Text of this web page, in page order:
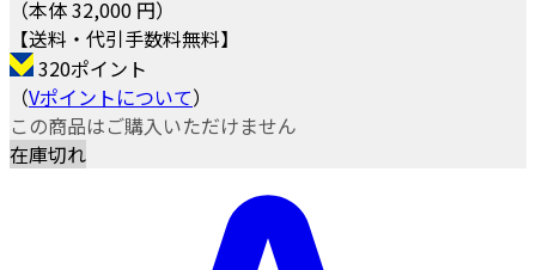
（本体 32,000 円）
【送料・代引手数料無料】
320ポイント
（Vポイントについて）
この商品はご購入いただけません
在庫切れ